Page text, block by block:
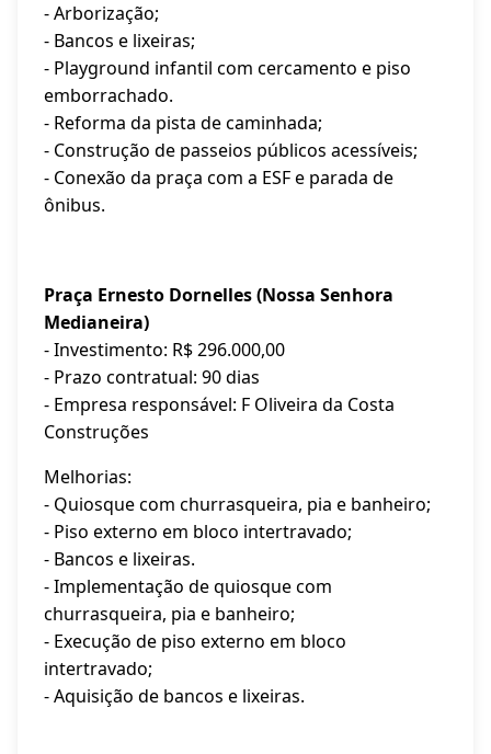
- Arborização;
- Bancos e lixeiras;
- Playground infantil com cercamento e piso
emborrachado.
- Reforma da pista de caminhada;
- Construção de passeios públicos acessíveis;
- Conexão da praça com a ESF e parada de
ônibus.
Praça Ernesto Dornelles (Nossa Senhora
Medianeira)
- Investimento: R$ 296.000,00
- Prazo contratual: 90 dias
- Empresa responsável: F Oliveira da Costa
Construções
Melhorias:
- Quiosque com churrasqueira, pia e banheiro;
- Piso externo em bloco intertravado;
- Bancos e lixeiras.
- Implementação de quiosque com
churrasqueira, pia e banheiro;
- Execução de piso externo em bloco
intertravado;
- Aquisição de bancos e lixeiras.